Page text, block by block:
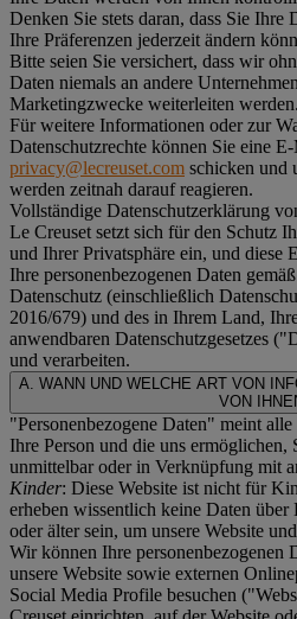
Denken Sie stets daran, dass Sie
Ihre Präferenzen jederzeit ändern
Bitte seien Sie versichert, dass wir
Daten niemals an andere
Marketingzwecke weiterleiten werden.
Für weitere Informationen oder zur
Datenschutzrechte können Sie eine
privacy@lecreuset.com schicken und
werden zeitnah darauf reagieren.
Vollständige Datenschutzerklärung
Le Creuset setzt sich für den Schutz
und Ihrer Privatsphäre ein, und diese
Ihre personenbezogenen Daten
Datenschutz (einschließlich
2016/679) und des in Ihrem Land,
anwendbaren Datenschutzgesetzes ("
und verarbeiten.
A. WANN UND WELCHE ART VON
VON
"Personenbezogene Daten" meint
Ihre Person und die uns
unmittelbar oder in Verknüpfung mit
Kinder: Diese Website ist nicht für
erheben wissentlich keine Daten über
oder älter sein, um unsere Website
Wir können Ihre personenbezogenen
unsere Website sowie externen
Social Media Profile besuchen ("